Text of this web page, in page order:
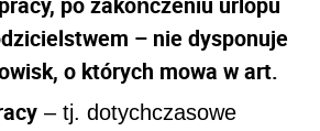
– nie dysponuje
o których mowa w art.
– tj. dotychczasowe